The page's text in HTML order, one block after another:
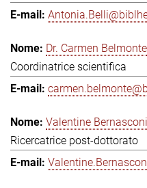
Dr. Carmen Belmonte
Coordinatrice scientifica
Valentine
Ricercatrice post-dottorato